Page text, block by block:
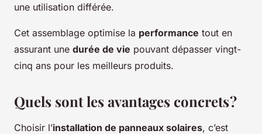
une utilisation différée.
Cet assemblage optimise la performance tout en
assurant une durée de vie pouvant dépasser vingt-
cinq ans pour les meilleurs produits.
Quels sont les avantages concrets ?
Choisir l’installation de panneaux solaires, c’est